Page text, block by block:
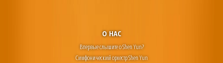
О НАС
Впервые слышите о Shen Yun?
Симфонический оркестр Shen Yun